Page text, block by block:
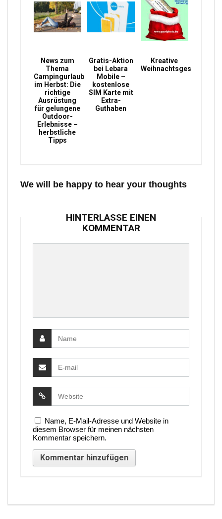
News zum
Thema
Campingurlaub
im Herbst: Die
richtige
Ausrüstung
für gelungene
Outdoor-
Erlebnisse –
herbstliche
Tipps
Gratis-Aktion
bei Lebara
Mobile –
kostenlose
SIM Karte mit
Extra-
Guthaben
Kreative
Weihnachtsgeschenke
We will be happy to hear your thoughts
HINTERLASSE EINEN
KOMMENTAR
Name, E-Mail-Adresse und Website in
diesem Browser für meinen nächsten
Kommentar speichern.